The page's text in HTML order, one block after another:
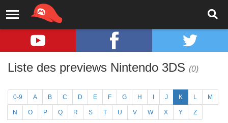
Liste des previews Nintendo 3DS (0)
0-9 A B C D E F G H J K L M
N O P Q R S T U V W X Y Z